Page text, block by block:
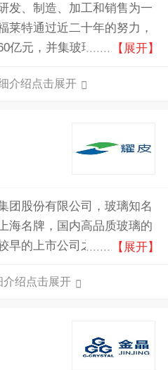
发、制造、加工和销售为一
莱特通过近二十年的努力，
亿元，并集玻璃研发、制造
质浮法玻璃、工程玻璃、家
产业链。
【展开】
介绍点击展开
团股份有限公司，玻璃知名
海名牌，国内高品质玻璃的
早的上市公司之一，大型低
【展开】
绍点击展开